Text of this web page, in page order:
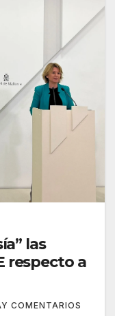
las
respecto a
COMENTARIOS